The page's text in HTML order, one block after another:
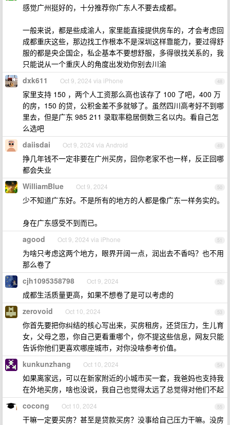
感觉广州挺好的，十分推荐你广东人不要去成都。
一般来说，都是些成渝人，家里能直接提供房车的，才会考虑回
成都重庆这些，那边找工作根本不是深圳这样靠能力，要过得舒
服的都是央企国企，私企基本不要想舒服，多得很找关系的，我
只能说从一个重庆人的角度出发劝你别去川渝
48
dxk611 Oct 9, 2024 via iPhone
家里支持 150 ，两个人工资那么高也该存了 100 了吧，400 万
的房，150 的贷，公积金差不多就够了。虽然四川高考好不到哪
里去，但是广东 985 211 录取率稳居倒数三名以内。看自己怎
么选吧
49
daiisdai Oct 9, 2024 via Android
挣几年钱不一定非要在广州买房，回你老家不也一样，反正回哪
都会失业
50
WilliamBlue Oct 9, 2024
少不知道广东好。不是所有的地方的人都是像广东一样务实的。
身在广东感受不到而已。
51
agood Oct 9, 2024 via iPhone
为啥只考虑这两个地方，眼界开阔一点，润出去不香吗？也不用
那么卷了
52
cjh1095358798 Oct 9, 2024
成都生活质量更高，如果不想卷了是可以考虑的
53
zerovoid Oct 10, 2024
你首先要把你纠结的核心写出来，买房租房，还贷压力，生儿育
女，父母之恩，你自己更看重哪个，你不提这些信息，网友只能
告诉你他们更喜欢哪座城市，对你没啥参考价值。
54
kunkunzhang Oct 10, 2024
如果离家远，可以在新家附近的小城市买一套，我爸妈也支持我
在外地买房，啥也没说，我自己也觉得太远了总觉得对他们不起
55
cocong Oct 10, 2024
干嘛一定要买房？甚至是贷款买房？没事给自己压力干嘛。没房